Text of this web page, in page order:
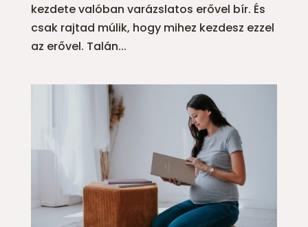
kezdete valóban varázslatos erővel bír. És
csak rajtad múlik, hogy mihez kezdesz ezzel
az erővel. Talán...